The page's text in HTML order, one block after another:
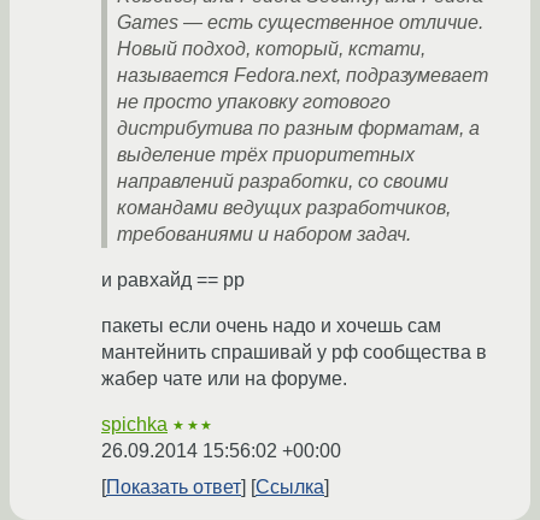
Games — есть существенное отличие.
Новый подход, который, кстати,
называется Fedora.next, подразумевает
не просто упаковку готового
дистрибутива по разным форматам, а
выделение трёх приоритетных
направлений разработки, со своими
командами ведущих разработчиков,
требованиями и набором задач.
и равхайд == рр
пакеты если очень надо и хочешь сам
мантейнить спрашивай у рф сообщества в
жабер чате или на форуме.
spichka ★★★
26.09.2014 15:56:02 +00:00
Показать ответ
Ссылка